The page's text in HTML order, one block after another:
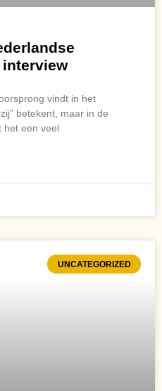
vindt in het
betekent, maar in de
het een veel
UNCATEGORIZED